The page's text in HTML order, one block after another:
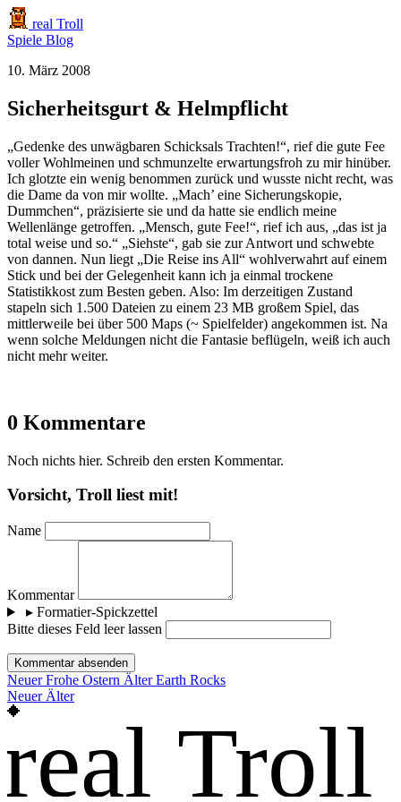
real Troll
Spiele Blog
10. März 2008
Sicherheitsgurt & Helmpflicht
„Gedenke des unwägbaren Schicksals Trachten!“, rief die gute Fee
voller Wohlmeinen und schmunzelte erwartungsfroh zu mir hinüber.
Ich glotzte ein wenig benommen zurück und wusste nicht recht, was
die Dame da von mir wollte. „Mach’ eine Sicherungskopie,
Dummchen“, präzisierte sie und da hatte sie endlich meine
Wellenlänge getroffen. „Mensch, gute Fee!“, rief ich aus, „das ist ja
total weise und so.“ „Siehste“, gab sie zur Antwort und schwebte
von dannen. Nun liegt „Die Reise ins All“ wohlverwahrt auf einem
Stick und bei der Gelegenheit kann ich ja einmal trockene
Statistikkost zum Besten geben. Also: Im derzeitigen Zustand
stapeln sich 1.500 Dateien zu einem 23 MB großem Spiel, das
mittlerweile bei über 500 Maps (~ Spielfelder) angekommen ist. Na
wenn solche Meldungen nicht die Fantasie beflügeln, weiß ich auch
nicht mehr weiter.
0 Kommentare
Noch nichts hier. Schreib den ersten Kommentar.
Vorsicht, Troll liest mit!
Name
Kommentar
▸Formatier-Spickzettel
Bitte dieses Feld leer lassen
Kommentar absenden
Neuer Frohe Ostern Älter Earth Rocks
Neuer Älter
real Troll